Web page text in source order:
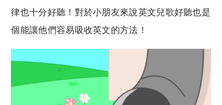
律也十分好聽！對於小朋友來說英文兒歌好聽也是
個能讓他們容易吸收英文的方法！